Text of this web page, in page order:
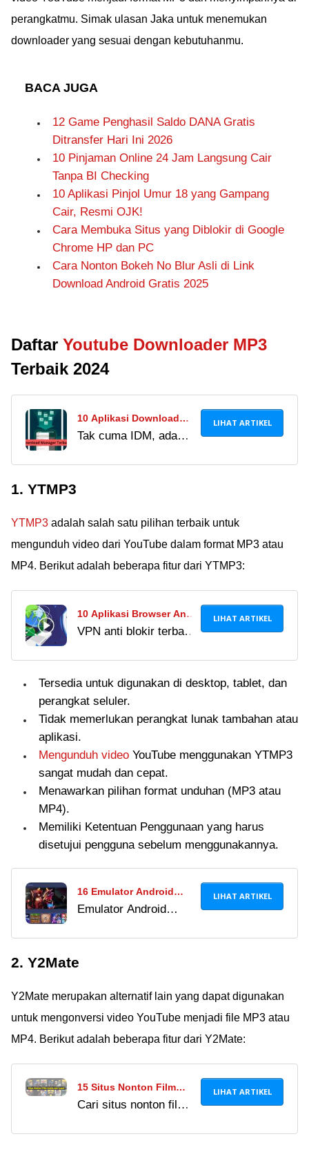
perangkatmu. Simak ulasan Jaka untuk menemukan
downloader yang sesuai dengan kebutuhanmu.
BACA JUGA
12 Game Penghasil Saldo DANA Gratis
Ditransfer Hari Ini 2026
10 Pinjaman Online 24 Jam Langsung Cair
Tanpa BI Checking
10 Aplikasi Pinjol Umur 18 yang Gampang
Cair, Resmi OJK!
Cara Membuka Situs yang Diblokir di Google
Chrome HP dan PC
Cara Nonton Bokeh No Blur Asli di Link
Download Android Gratis 2025
Daftar Youtube Downloader MP3
Terbaik 2024
10 Aplikasi Download
Terbaik Selain IDM 2024,
Tak cuma IDM, ada
kencang. Simak
daftarnya di sini!
LIHAT ARTIKEL
1. YTMP3
YTMP3 adalah salah satu pilihan terbaik untuk
mengunduh video dari YouTube dalam format MP3 atau
MP4. Berikut adalah beberapa fitur dari YTMP3:
10 Aplikasi Browser Anti
Blokir Terbaik 2024,
VPN anti blokir terbaik
mudah dan cepat.
Temukan link download
VPN dan browser
antiblokir di sini!
LIHAT ARTIKEL
Tersedia untuk digunakan di desktop, tablet, dan
perangkat seluler.
Tidak memerlukan perangkat lunak tambahan atau
aplikasi.
Mengunduh video YouTube menggunakan YTMP3
sangat mudah dan cepat.
Menawarkan pilihan format unduhan (MP3 atau
MP4).
Memiliki Ketentuan Penggunaan yang harus
disetujui pengguna sebelum menggunakannya.
16 Emulator Android
Terbaik Paling Ringan
Emulator Android
game HP di PC atau
download emulator
Android ringan terbaik
di artikel ini!
LIHAT ARTIKEL
2. Y2Mate
Y2Mate merupakan alternatif lain yang dapat digunakan
untuk mengonversi video YouTube menjadi file MP3 atau
MP4. Berikut adalah beberapa fitur dari Y2Mate:
15 Situs Nonton Film
Online Terlengkap 2024,
Cari situs nonton film
LIHAT ARTIKEL